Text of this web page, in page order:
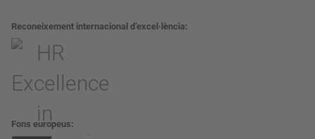
Reconeixement internacional d’excel·lència
Fons europeus